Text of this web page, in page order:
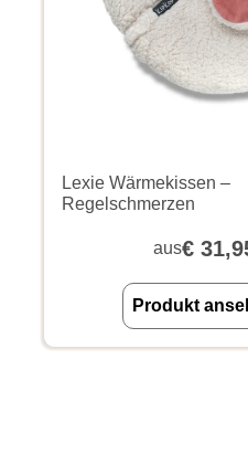
Lexie Wärmekissen –
Regelschmerzen
aus€
Produkt